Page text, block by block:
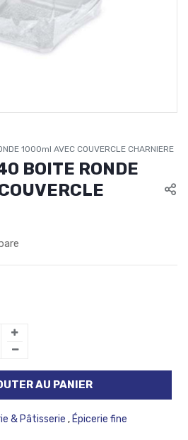
1000ml AVEC COUVERCLE CHARNIERE
BOITE RONDE
AU PANIER
& Pâtisserie , Épicerie fine